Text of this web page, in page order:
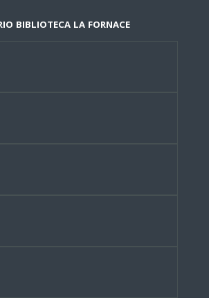
BIBLIOTECA LA FORNACE